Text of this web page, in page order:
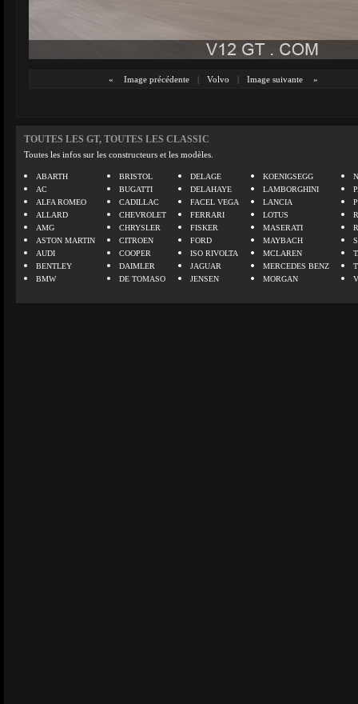
« Image précédente | Volvo | Image suivante »
TOUTES LES GT, TOUTES LES CLASSIC
Toutes les infos sur les constructeurs et les modèles.
ABARTH
AC
ALFA ROMEO
ALLARD
AMG
ASTON MARTIN
AUDI
BENTLEY
BMW
BRISTOL
BUGATTI
CADILLAC
CHEVROLET
CHRYSLER
CITROEN
COOPER
DAIMLER
DE TOMASO
DELAGE
DELAHAYE
FACEL VEGA
FERRARI
FISKER
FORD
ISO RIVOLTA
JAGUAR
JENSEN
KOENIGSEGG
LAMBORGHINI
LANCIA
LOTUS
MASERATI
MAYBACH
MCLAREN
MERCEDES BENZ
MORGAN